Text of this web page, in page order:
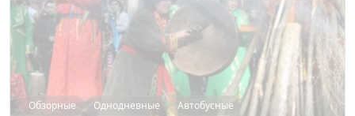
Обзорные Однодневные Автобусные